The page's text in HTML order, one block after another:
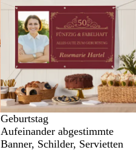
Geburtstag
Aufeinander abgestimmte
Banner, Schilder, Servietten